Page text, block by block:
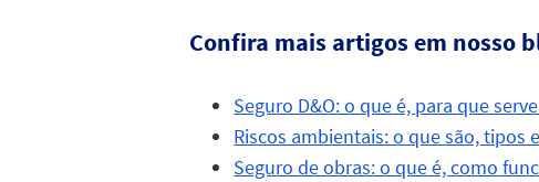
Confira mais artigos em nosso
Seguro D&O: o que é, para que
Riscos ambientais: o que são, tipos
Seguro de obras: o que é, como